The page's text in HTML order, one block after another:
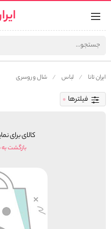
ایران تانا لباس شال و روسری
فیلترها
کالای برای
بازگشت